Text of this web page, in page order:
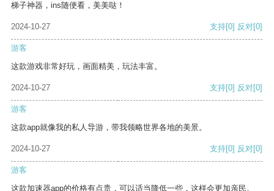
梯子神器，ins随便看，美美哒！
2024-10-27 支持[0] 反对[0]
游客
这款游戏非常好玩，画面精美，玩法丰富。
2024-10-27 支持[0] 反对[0]
游客
这款app就像我的私人导游，带我领略世界各地的美景。
2024-10-27 支持[0] 反对[0]
游客
这款加速器app的价格有点贵，可以适当降低一些，这样会更加亲民。